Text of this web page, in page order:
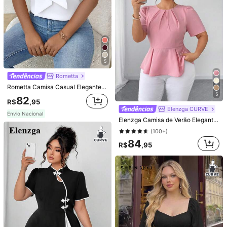
5
-5% Último dia Franclia Camiseta Elegante Ajustada de Gola Redonda Bordada de Manga Curta Canelada Plus Size para Mulheres
R$73,95 100+ vendido
SHEIN MOD Top de Chiffon com Estampa Vintage e Patchwork Plus Size, Roupa de Início de Outono, Estilo Vintage, Top com Estampa Romântica
#3 Mais Vendido
R$72,99100+ vendido
5
Rometta
Rometta Camisa Casual Elegante com Manga, Recortes e Tela para Mulheres Plus Size
R$82,95
Envio Nacional
5
Elenzga CURVE
Elenzga Camisa de Verão Elegante e Tecida para Mulheres Plus Size
(100+)
R$84,95